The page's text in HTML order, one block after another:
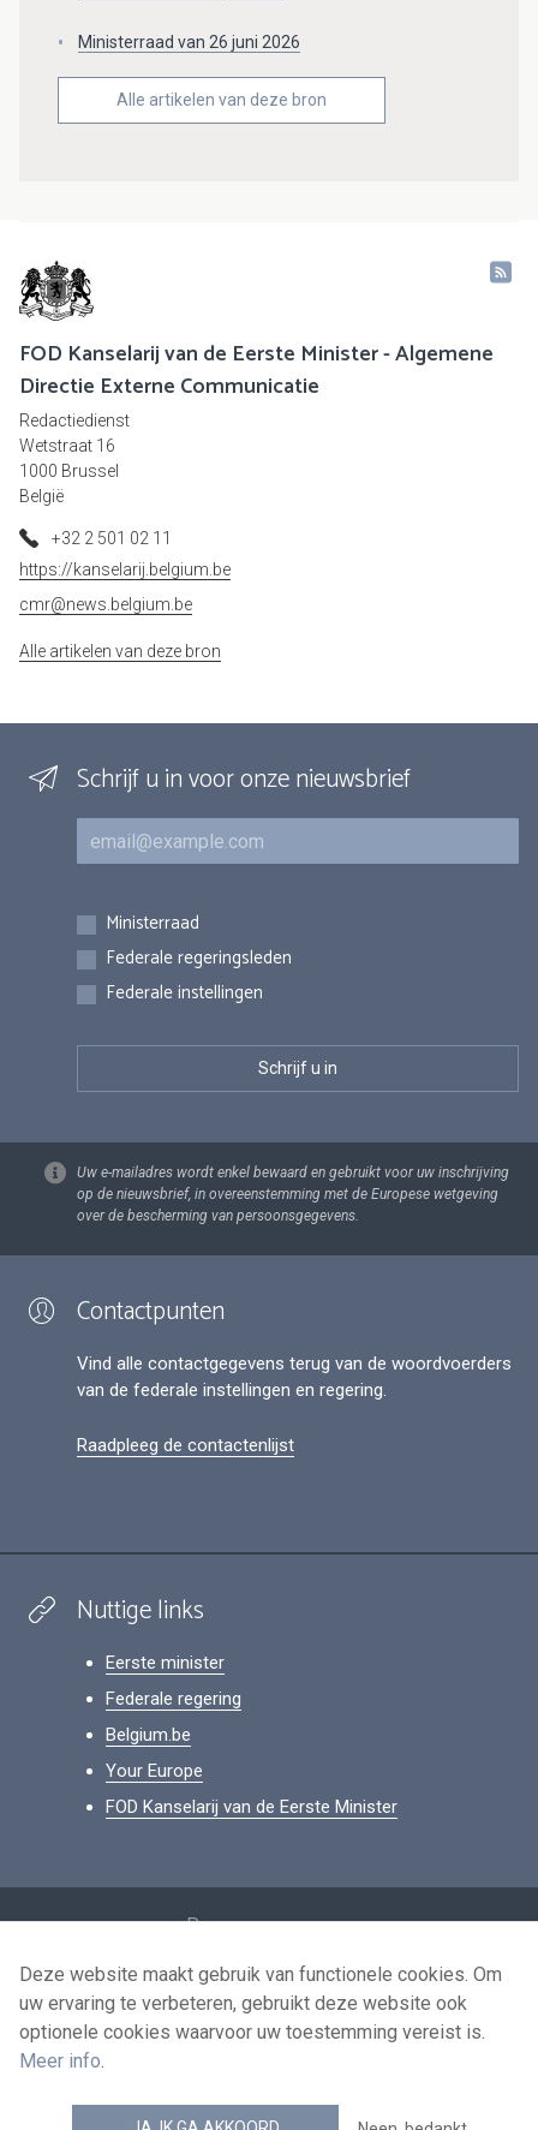
Ministerraad van 26 juni 2026
Alle artikelen van deze bron
FOD Kanselarij van de Eerste Minister - Algemene
Directie Externe Communicatie
Redactiedienst
Wetstraat 16
1000 Brussel
België
+32 2 501 02 11
https://kanselarij.belgium.be
cmr@news.belgium.be
Alle artikelen van deze bron
Schrijf u in voor onze nieuwsbrief
E-mail
Inschrijvingen
Ministerraad
Federale regeringsleden
Federale instellingen
Uw e-mailadres wordt enkel bewaard en gebruikt voor uw inschrijving
op de nieuwsbrief, in overeenstemming met de Europese wetgeving
over de bescherming van persoonsgegevens.
Contactpunten
Vind alle contactgegevens terug van de woordvoerders
van de federale instellingen en regering.
Raadpleeg de contactenlijst
Nuttige links
Eerste minister
Federale regering
Belgium.be
Your Europe
FOD Kanselarij van de Eerste Minister
Persoonsgegevens
Voorwaarden voor het hergebruik
Contacteer ons
news.belgium RSS feed
Deze website maakt gebruik van functionele cookies. Om
uw ervaring te verbeteren, gebruikt deze website ook
optionele cookies waarvoor uw toestemming vereist is.
Meer info.